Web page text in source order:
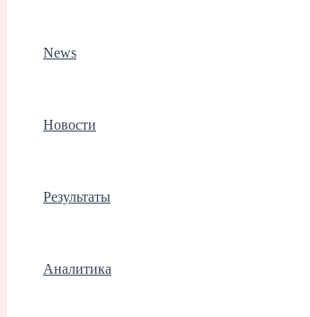
News
Новости
Результаты
Аналитика